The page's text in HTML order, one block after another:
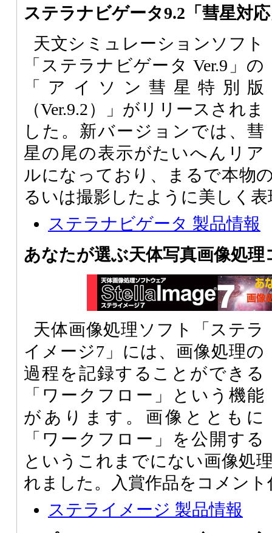
ステラナビゲータ9.2「彗星対
天文シミュレーションソフト
「ステラナビゲータ Ver.9」の
「アイソン彗星特別版
（Ver.9.2）」がリリースされま
した。新バージョンでは、彗
星の尾の表示がたいへんリア
ルになっており、まるで本物
るいは撮影したように美しく
ステラナビゲータ 製品情報
あなたが選ぶ天体写真画像処理
天体画像処理ソフト「ステラ
イメージ7」には、画像処理の
過程を記録することができる
「ワークフロー」という機能
があります。画像とともに
「ワークフロー」を公開する
というこれまでにない画像処
れました。入賞作品をコメン
ステライメージ 製品情報